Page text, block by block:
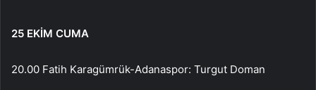
25 EKİM CUMA
20.00 Fatih Karagümrük-Adanaspor: Turgut Doman